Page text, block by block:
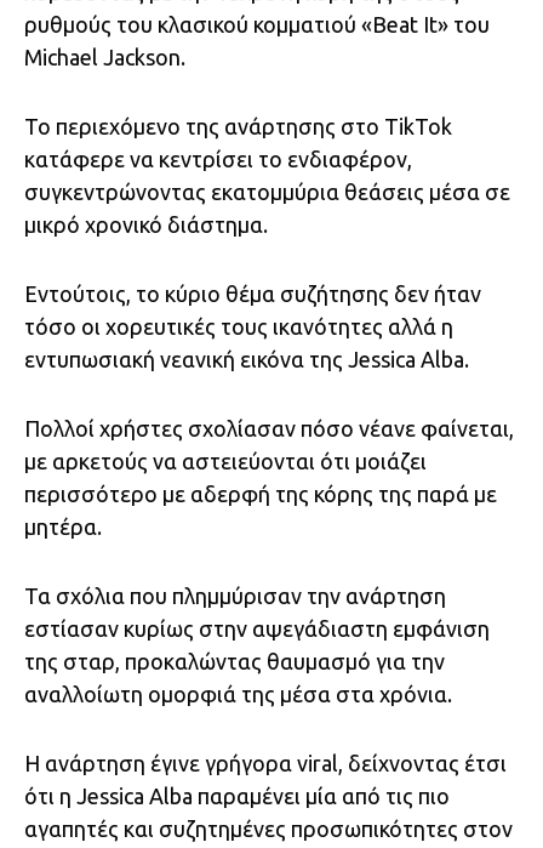
ρυθμούς του κλασικού κομματιού «Beat It» του
Michael Jackson.
Το περιεχόμενο της ανάρτησης στο TikTok
κατάφερε να κεντρίσει το ενδιαφέρον,
συγκεντρώνοντας εκατομμύρια θεάσεις μέσα σε
μικρό χρονικό διάστημα.
Εντούτοις, το κύριο θέμα συζήτησης δεν ήταν
τόσο οι χορευτικές τους ικανότητες αλλά η
εντυπωσιακή νεανική εικόνα της Jessica Alba.
Πολλοί χρήστες σχολίασαν πόσο νέανε φαίνεται,
με αρκετούς να αστειεύονται ότι μοιάζει
περισσότερο με αδερφή της κόρης της παρά με
μητέρα.
Τα σχόλια που πλημμύρισαν την ανάρτηση
εστίασαν κυρίως στην αψεγάδιαστη εμφάνιση
της σταρ, προκαλώντας θαυμασμό για την
αναλλοίωτη ομορφιά της μέσα στα χρόνια.
Η ανάρτηση έγινε γρήγορα viral, δείχνοντας έτσι
ότι η Jessica Alba παραμένει μία από τις πιο
αγαπητές και συζητημένες προσωπικότητες στον